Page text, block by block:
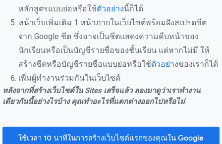
หลักสูตรแบบย่อหรือใช้ตัวอย่างนี้ก็ได้
หน้าเว็บเพิ่มเติม 1 หน้าภายในเว็บไซต์พร้อมฝังสเปรดชีต
จาก Google ชีต ซึ่งอาจเป็นชีตแสดงความคืบหน้าของ
นักเรียนหรือเป็นบัญชีรายชื่อของชั้นเรียน แต่หากไม่มี ให้
สร้างชีตหรือบัญชีรายชื่อแบบย่อหรือใช้ตัวอย่างของเราก็ได้
เพิ่มผู้ทำงานร่วมกันในเว็บไซต์
หลังจากที่สร้างเว็บไซต์ใน Sites เสร็จแล้ว ลองมาดูว่าเราทำงาน
เดียวกันนี้อย่างไรบ้าง คุณทำอะไรที่แตกต่างออกไปหรือไม่
ใช้เวลา 10 นาทีในการสร้างเว็บไซต์แรกของคุณใน Google